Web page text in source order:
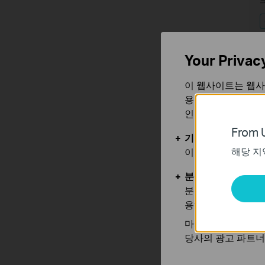
라
From
해당 지
Your
이 웹사이트는 웹
용합니다. 귀하는
인할 수 있습니다.
기본 쿠키
이 쿠키는 웹사이
분석 및 마케팅 쿠
분석 쿠키는 웹사
용하는 쿠키입니다.
마케팅 쿠키는 귀
당사의 광고 파트